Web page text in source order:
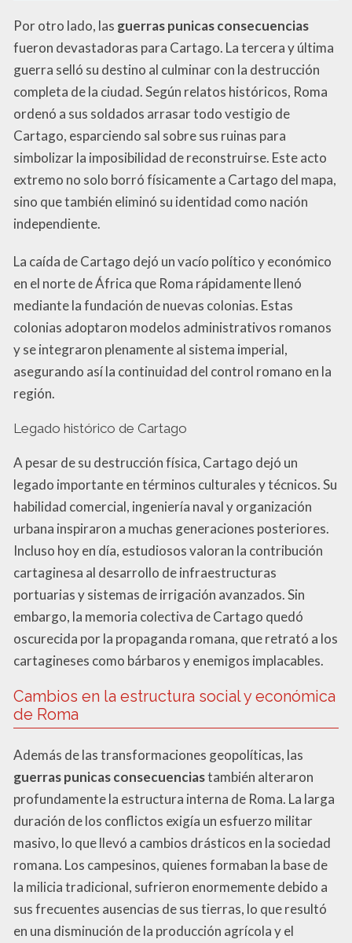
Por otro lado, las guerras punicas consecuencias
fueron devastadoras para Cartago. La tercera y última
guerra selló su destino al culminar con la destrucción
completa de la ciudad. Según relatos históricos, Roma
ordenó a sus soldados arrasar todo vestigio de
Cartago, esparciendo sal sobre sus ruinas para
simbolizar la imposibilidad de reconstruirse. Este acto
extremo no solo borró físicamente a Cartago del mapa,
sino que también eliminó su identidad como nación
independiente.
La caída de Cartago dejó un vacío político y económico
en el norte de África que Roma rápidamente llenó
mediante la fundación de nuevas colonias. Estas
colonias adoptaron modelos administrativos romanos
y se integraron plenamente al sistema imperial,
asegurando así la continuidad del control romano en la
región.
Legado histórico de Cartago
A pesar de su destrucción física, Cartago dejó un
legado importante en términos culturales y técnicos. Su
habilidad comercial, ingeniería naval y organización
urbana inspiraron a muchas generaciones posteriores.
Incluso hoy en día, estudiosos valoran la contribución
cartaginesa al desarrollo de infraestructuras
portuarias y sistemas de irrigación avanzados. Sin
embargo, la memoria colectiva de Cartago quedó
oscurecida por la propaganda romana, que retrató a los
cartagineses como bárbaros y enemigos implacables.
Cambios en la estructura social y económica
de Roma
Además de las transformaciones geopolíticas, las
guerras punicas consecuenciastambién alteraron
profundamente la estructura interna de Roma. La larga
duración de los conflictos exigía un esfuerzo militar
masivo, lo que llevó a cambios drásticos en la sociedad
romana. Los campesinos, quienes formaban la base de
la milicia tradicional, sufrieron enormemente debido a
sus frecuentes ausencias de sus tierras, lo que resultó
en una disminución de la producción agrícola y el